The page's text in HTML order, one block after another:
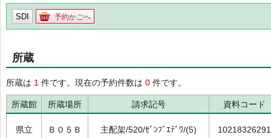
SDI 予約かごへ
所蔵
所蔵は 1 件です。現在の予約件数は 0 件です。
所蔵館 所蔵場所 請求記号 資料コード
県立 Ｂ０５Ｂ 主配架/520/ｾﾞﾝﾌﾞｴﾃﾞﾜ/(5) 10218326291